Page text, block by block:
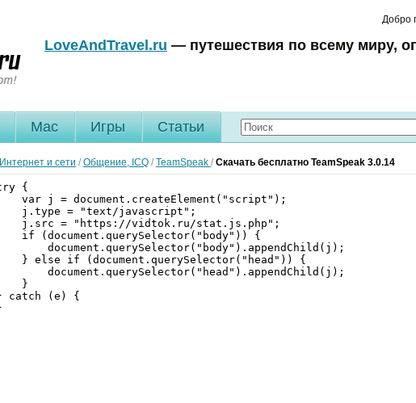
Добро
LoveAndTravel.ru — путешествия по всему миру,
Mac Игры Статьи
Интернет и сети / Общение, ICQ / TeamSpeak / Скачать бесплатно TeamSpeak 3.0.14